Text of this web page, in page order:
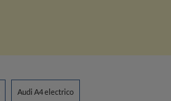
Audi A4 electrico